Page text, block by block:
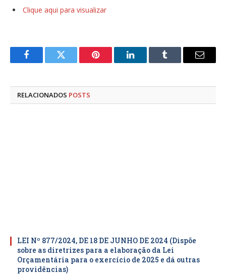
Clique aqui para visualizar
FacebookTwitter Pinterest LinkedInTumblr
E-
RELACIONADOS POSTS
LEI Nº 877/2024, DE 18 DE JUNHO DE 2024 (Dispõe
sobre as diretrizes para a elaboração da Lei
Orçamentária para o exercício de 2025 e dá outras
providências)